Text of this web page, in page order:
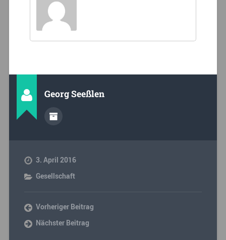
Georg Seeßlen
3. April 2016
Gesellschaft
Vorheriger Beitrag
Nächster Beitrag